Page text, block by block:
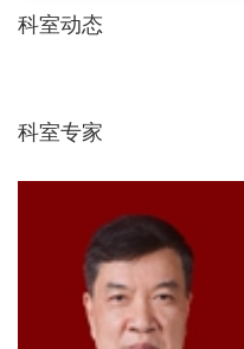
科室动态
科室专家